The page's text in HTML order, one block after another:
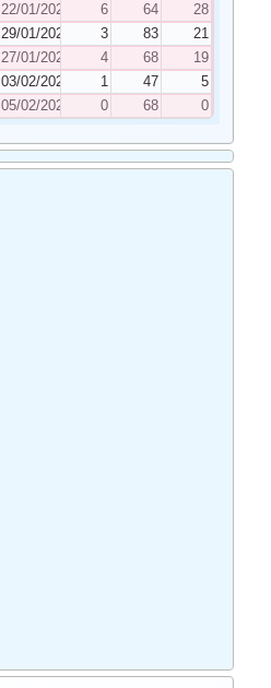
22/01/2024 6 64
28
29/01/2024 3 83
21
27/01/2024 4 68
19
03/02/2024 1 47
5
05/02/2024 0 68 0